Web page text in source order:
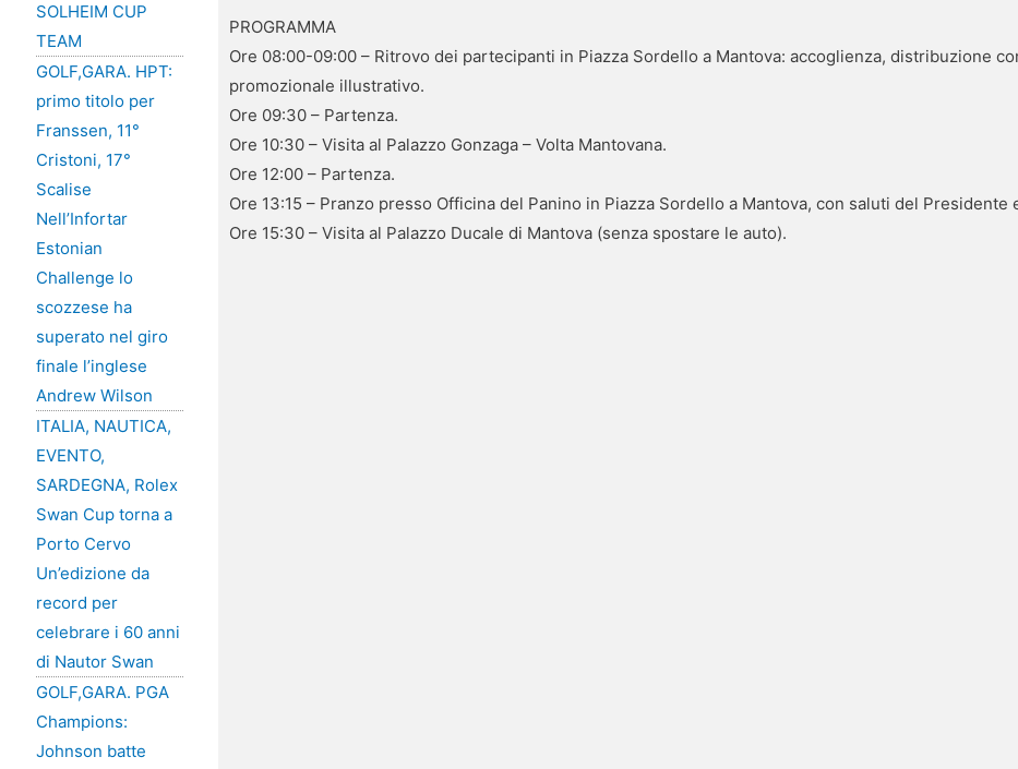
SOLHEIM CUP
TEAM
GOLF,GARA. HPT:
primo titolo per
Franssen, 11°
Cristoni, 17°
Scalise
Nell’Infortar
Estonian
Challenge lo
scozzese ha
superato nel giro
finale l’inglese
Andrew Wilson
ITALIA, NAUTICA,
EVENTO,
SARDEGNA, Rolex
Swan Cup torna a
Porto Cervo
Un’edizione da
record per
celebrare i 60 anni
di Nautor Swan
GOLF,GARA. PGA
Champions:
Johnson batte
PROGRAMMA
Ore 08:00-09:00 – Ritrovo dei partecipanti in Piazza Sordello a Mantova: accoglienza, distribuzione
promozionale illustrativo.
Ore 09:30 – Partenza.
Ore 10:30 – Visita al Palazzo Gonzaga – Volta Mantovana.
Ore 12:00 – Partenza.
Ore 13:15 – Pranzo presso Officina del Panino in Piazza Sordello a Mantova, con saluti del
Ore 15:30 – Visita al Palazzo Ducale di Mantova (senza spostare le auto).